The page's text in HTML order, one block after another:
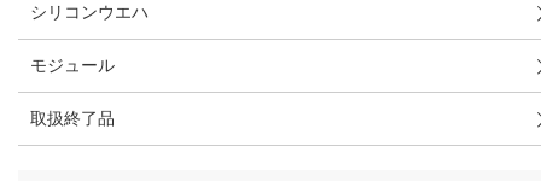
シリコンウエハ
モジュール
取扱終了品